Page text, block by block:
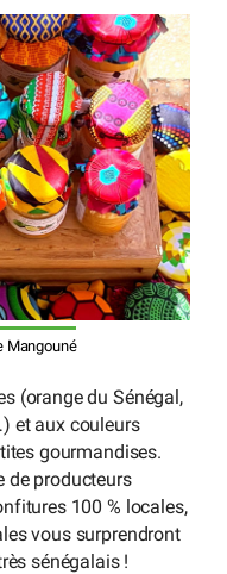
Mangouné
(orange du Sénégal,
et aux couleurs
gourmandises.
de producteurs
100 % locales,
vous surprendront
sénégalais !